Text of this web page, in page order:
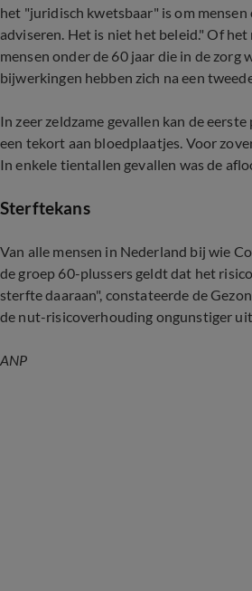
het "juridisch kwetsbaar" is om
adviseren. Het is niet het beleid." Of
mensen onder de 60 jaar die in de zorg
bijwerkingen hebben zich na een
In zeer zeldzame gevallen kan de
een tekort aan bloedplaatjes. Voor
In enkele tientallen gevallen was de
Sterftekans
Van alle mensen in Nederland bij wie
de groep 60-plussers geldt dat het
sterfte daaraan", constateerde de
de nut-risicoverhouding ongunstiger
ANP